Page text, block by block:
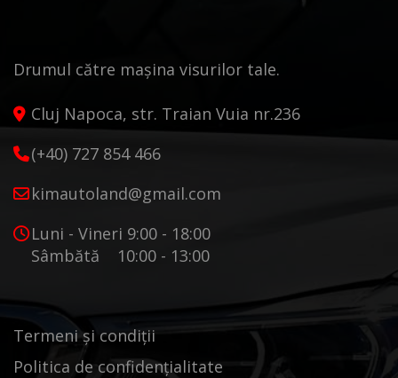
Drumul către mașina visurilor tale.
Cluj Napoca, str. Traian Vuia nr.236
(+40) 727 854 466
kimautoland@gmail.com
Luni - Vineri 9:00 - 18:00
Sâmbătă 10:00 - 13:00
Termeni și condiții
Politica de confidențialitate